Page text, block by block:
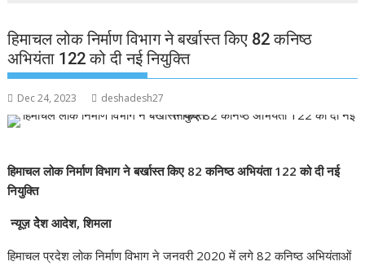
हिमाचल लोक निर्माण विभाग ने बर्खास्त किए 82 कनिष्ठ
अभियंता 122 को दी नई नियुक्ति
Dec 24, 2023 deshadesh27
हिमाचल लोक निर्माण विभाग ने बर्खास्त किए 82 कनिष्ठ अभियंता 122 को दी नई
नियुक्ति
न्यूज़ देेेश आदेश, शिमला
हिमाचल प्रदेश लोक निर्माण विभाग ने जनवरी 2020 में लगे 82 कनिष्ठ अभियंताओं